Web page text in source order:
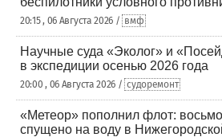
20:15 , 06 Августа 2026 / вмф
Научные суда «Эколог» и
в экспедиции осенью 2026 года
20:00 , 06 Августа 2026 / судоремонт
«Метеор» пополнил флот:
спущено на воду в